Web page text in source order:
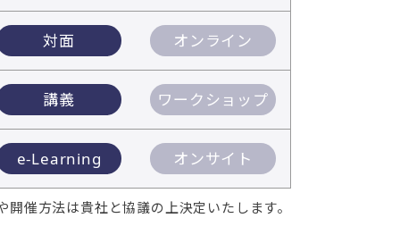
対面 オンライン
講義 ワークショップ
e-Learning オンサイト
催方法は貴社と協議の上決定いたします。